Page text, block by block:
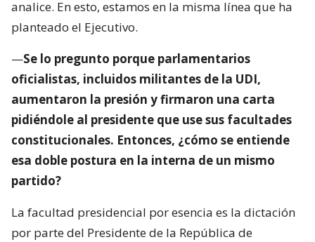
analice. En esto, estamos en la misma línea que ha
planteado el Ejecutivo.
—Se lo pregunto porque parlamentarios
oficialistas, incluidos militantes de la UDI,
aumentaron la presión y firmaron una carta
pidiéndole al presidente que use sus facultades
constitucionales. Entonces, ¿cómo se entiende
esa doble postura en la interna de un mismo
partido?
La facultad presidencial por esencia es la dictación
por parte del Presidente de la República de